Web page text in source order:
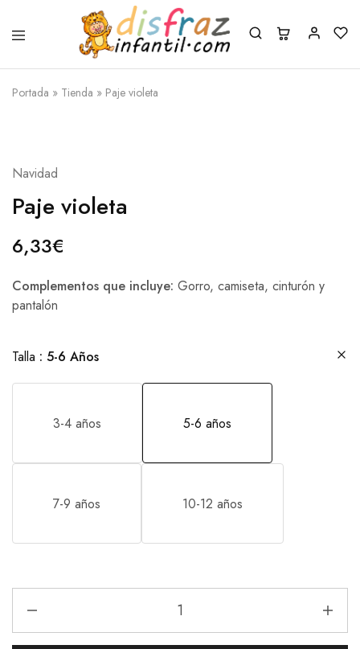
Portada » Tienda » Paje violeta
Navidad
Paje violeta
6,33€
Complementos que incluye: Gorro, camiseta, cinturón y
pantalón
Talla 5-6 Años
3-4 años 5-6 años
7-9 años 10-12 años